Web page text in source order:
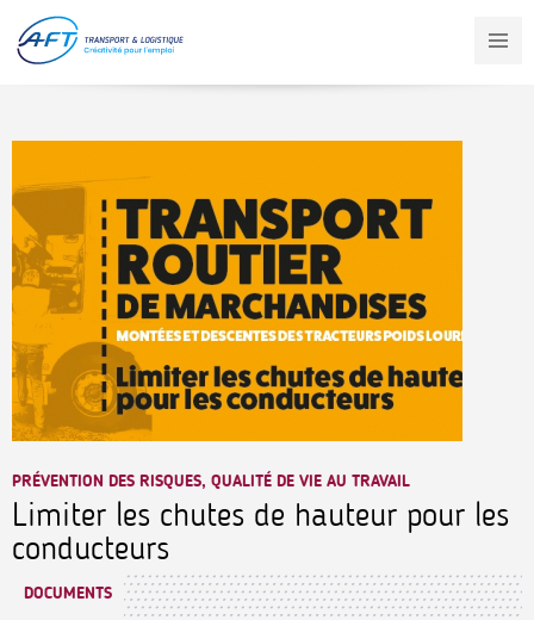
contenu
principal
PRÉVENTION DES RISQUES, QUALITÉ DE VIE AU TRAVAIL
Limiter les chutes de hauteur pour les
conducteurs
DOCUMENTS